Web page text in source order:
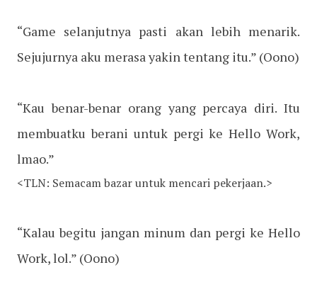
“Game selanjutnya pasti akan lebih menarik.
Sejujurnya aku merasa yakin tentang itu.” (Oono)
“Kau benar-benar orang yang percaya diri. Itu
membuatku berani untuk pergi ke Hello Work,
lmao.”
<TLN: Semacam bazar untuk mencari pekerjaan.>
“Kalau begitu jangan minum dan pergi ke Hello
Work, lol.” (Oono)